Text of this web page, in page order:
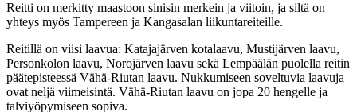
Reitti on merkitty maastoon sinisin merkein ja viitoin, ja siltä on
yhteys myös Tampereen ja Kangasalan liikuntareiteille.
Reitillä on viisi laavua: Katajajärven kotalaavu, Mustijärven laavu,
Personkolon laavu, Norojärven laavu sekä Lempäälän puolella reitin
päätepisteessä Vähä-Riutan laavu. Nukkumiseen soveltuvia laavuja
ovat neljä viimeisintä. Vähä-Riutan laavu on jopa 20 hengelle ja
talviyöpymiseen sopiva.